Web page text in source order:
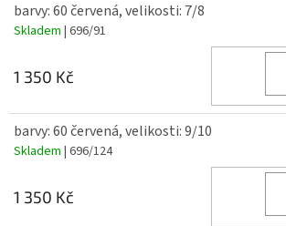
barvy: 60 červená, velikosti: 7/8
Skladem | 696/91
1 350 Kč
barvy: 60 červená, velikosti: 9/10
Skladem | 696/124
1 350 Kč